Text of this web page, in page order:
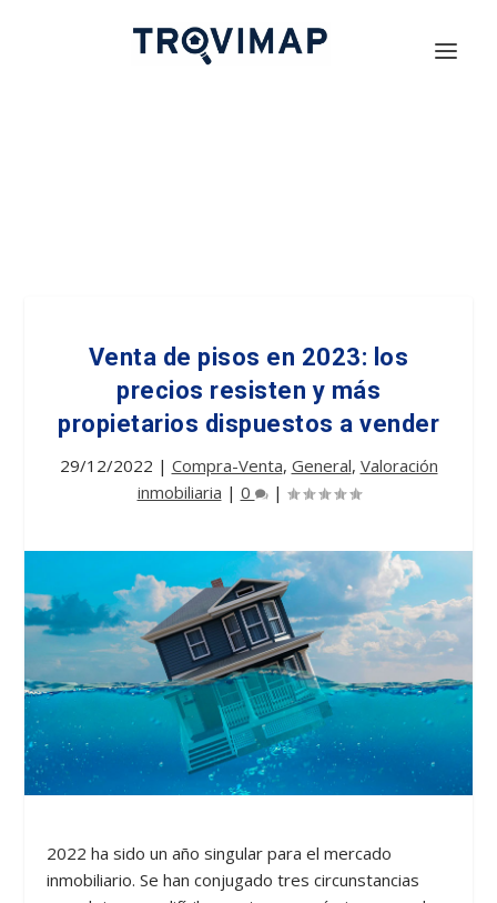
Venta de pisos en 2023: los
precios resisten y más
propietarios dispuestos a vender
29/12/2022 | Compra-Venta, General, Valoración
inmobiliaria | 0 |
2022 ha sido un año singular para el mercado
inmobiliario. Se han conjugado tres circunstancias